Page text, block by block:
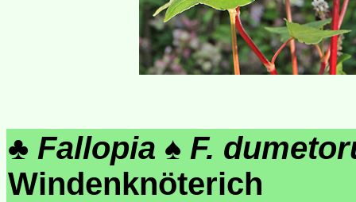
♣ Fallopia ♠ F.
Windenknöterich